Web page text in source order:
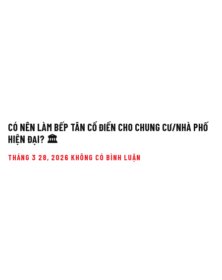
CÓ NÊN LÀM BẾP TÂN CỔ ĐIỂN CHO CHUNG CƯ/NHÀ PHỐ
HIỆN ĐẠI? 🏛️
THÁNG 3 28, 2026 KHÔNG CÓ BÌNH LUẬN